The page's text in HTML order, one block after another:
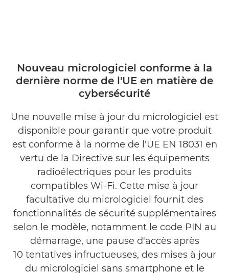
Nouveau micrologiciel conforme à la
dernière norme de l'UE en matière de
cybersécurité
Une nouvelle mise à jour du micrologiciel est
disponible pour garantir que votre produit
est conforme à la norme de l'UE EN 18031 en
vertu de la Directive sur les équipements
radioélectriques pour les produits
compatibles Wi-Fi. Cette mise à jour
facultative du micrologiciel fournit des
fonctionnalités de sécurité supplémentaires
selon le modèle, notamment le code PIN au
démarrage, une pause d'accès après
10 tentatives infructueuses, des mises à jour
du micrologiciel sans smartphone et le